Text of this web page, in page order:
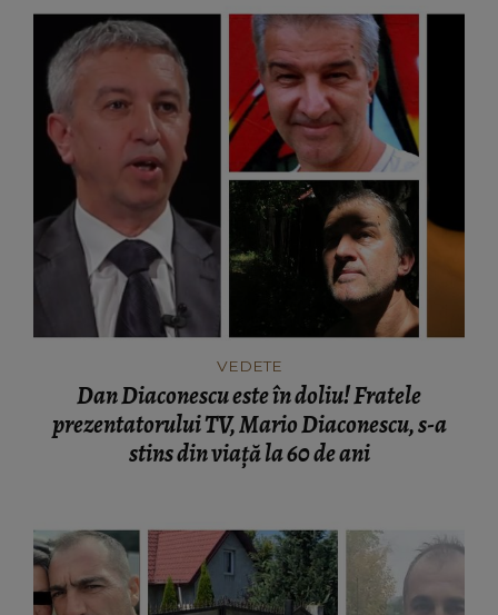
VEDETE
Dan Diaconescu este în doliu! Fratele
prezentatorului TV, Mario Diaconescu, s-a
stins din viață la 60 de ani